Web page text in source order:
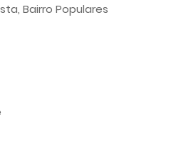
Bairro Populares